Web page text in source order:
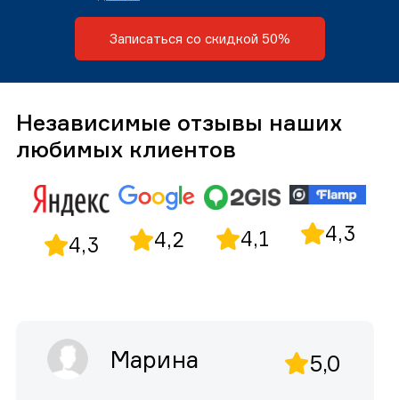
Записаться со скидкой 50%
Независимые отзывы наших
любимых клиентов
4,3 4,2 4,1 4,3
Марина 5,0